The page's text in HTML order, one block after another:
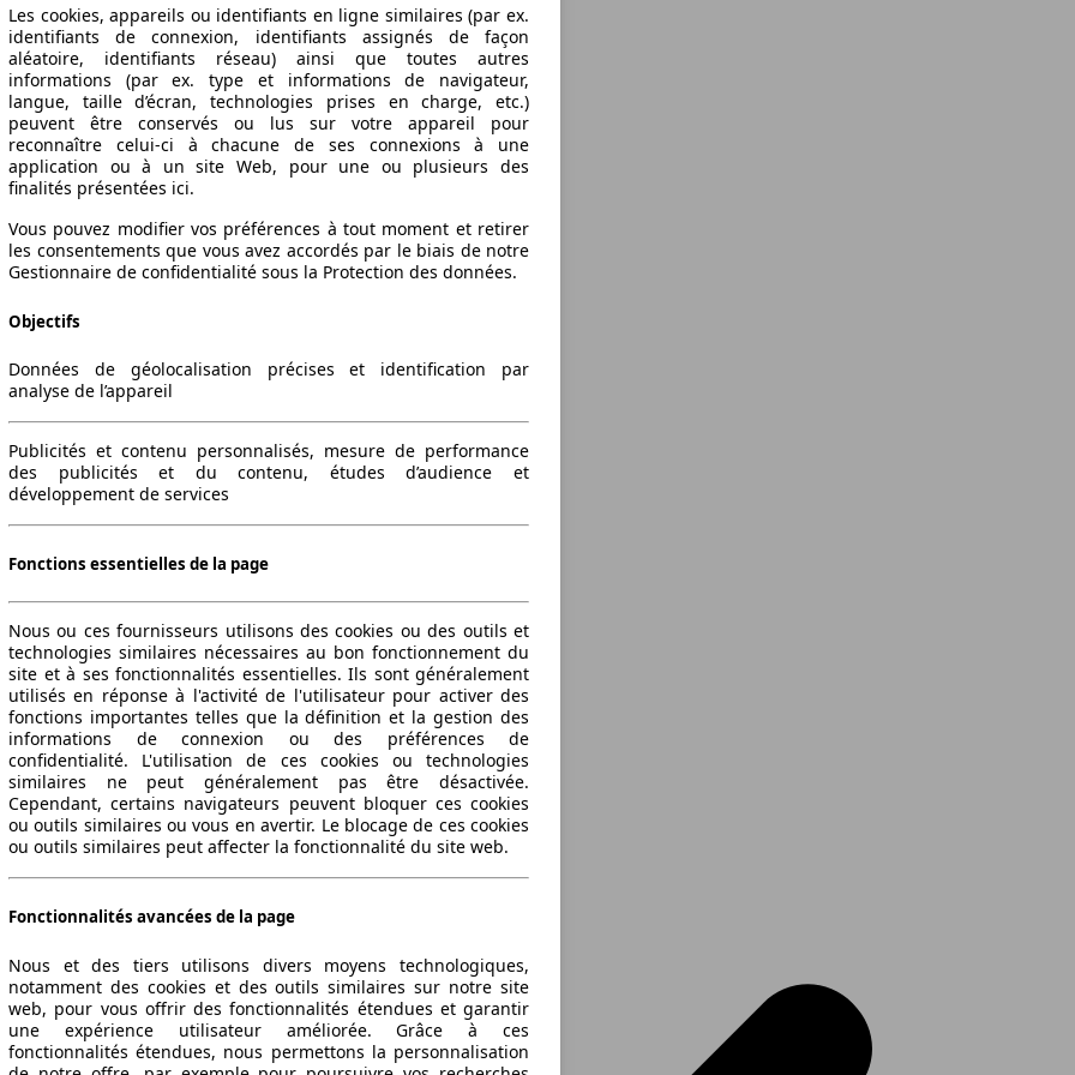
Leistung Verbrauch Link
258 KW (350 PS) Ø 0.0 - 10.1 l/100km
280 KW (380 PS) Ø 0.0 - 10.4 l/100km
302 KW (410 PS)
Les cookies, appareils ou identifiants en ligne similaires (par ex.
identifiants de connexion, identifiants assignés de façon
aléatoire, identifiants réseau) ainsi que toutes autres
informations (par ex. type et informations de navigateur,
langue, taille d’écran, technologies prises en charge, etc.)
peuvent être conservés ou lus sur votre appareil pour
reconnaître celui-ci à chacune de ses connexions à une
application ou à un site Web, pour une ou plusieurs des
finalités présentées ici.
Vous pouvez modifier vos préférences à tout moment et retirer
les consentements que vous avez accordés par le biais de notre
Gestionnaire de confidentialité sous la Protection des données.
Objectifs
Données de géolocalisation précises et identification par
analyse de l’appareil
Publicités et contenu personnalisés, mesure de performance
des publicités et du contenu, études d’audience et
développement de services
Fonctions essentielles de la page
Nous ou ces fournisseurs utilisons des cookies ou des outils et
technologies similaires nécessaires au bon fonctionnement du
site et à ses fonctionnalités essentielles. Ils sont généralement
utilisés en réponse à l'activité de l'utilisateur pour activer des
fonctions importantes telles que la définition et la gestion des
informations de connexion ou des préférences de
confidentialité. L'utilisation de ces cookies ou technologies
similaires ne peut généralement pas être désactivée.
Cependant, certains navigateurs peuvent bloquer ces cookies
ou outils similaires ou vous en avertir. Le blocage de ces cookies
ou outils similaires peut affecter la fonctionnalité du site web.
Fonctionnalités avancées de la page
Nous et des tiers utilisons divers moyens technologiques,
notamment des cookies et des outils similaires sur notre site
web, pour vous offrir des fonctionnalités étendues et garantir
une expérience utilisateur améliorée. Grâce à ces
fonctionnalités étendues, nous permettons la personnalisation